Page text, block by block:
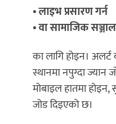
• लाइभ प्रसारण गर्न
• वा सामाजिक
का लागि होइन।
स्थानमा नपुग्दा ज्यान
मोबाइल हातमा होइन,
जोड दिइएको छ।